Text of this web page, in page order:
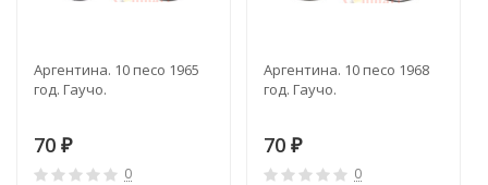
Аргентина. 10 песо 1965
год. Гаучо.
70 ₽
0
Аргентина. 10 песо 1968
год. Гаучо.
70 ₽
0